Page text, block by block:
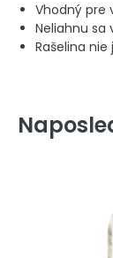
Vhodný pre
Neliahnu sa
Rašelina